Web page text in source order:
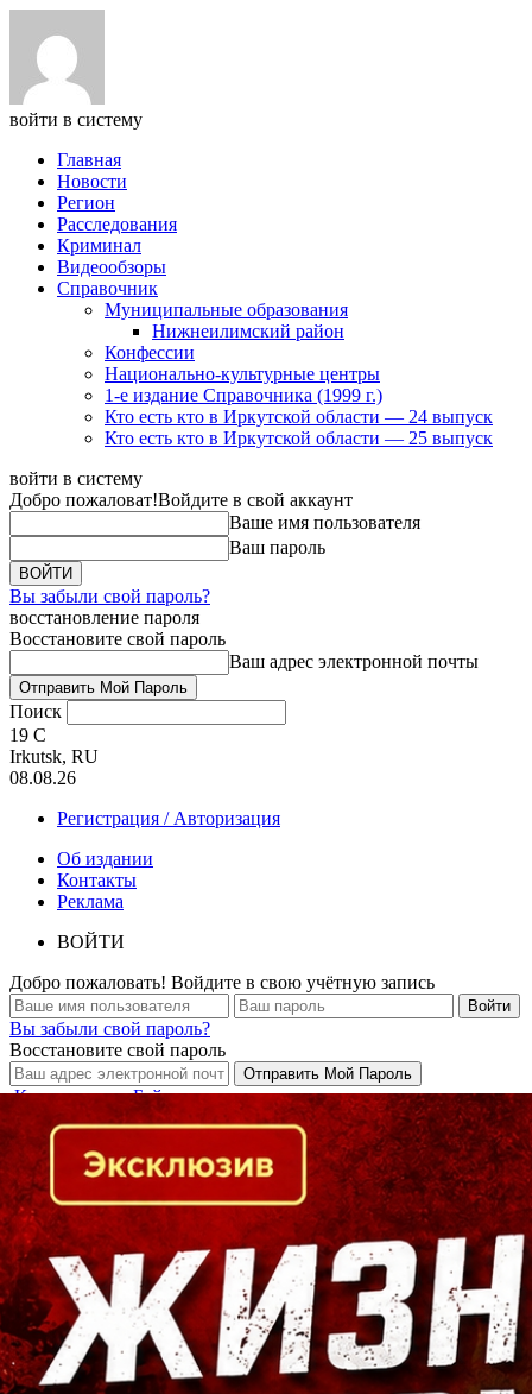
войти в систему
Главная
Новости
Регион
Расследования
Криминал
Видеообзоры
Справочник
Муниципальные образования
Нижнеилимский район
Конфессии
Национально-культурные центры
1-е издание Справочника (1999 г.)
Кто есть кто в Иркутской области — 24 выпуск
Кто есть кто в Иркутской области — 25 выпуск
войти в систему
Добро пожаловат!Войдите в свой аккаунт
Ваше имя пользователя
Ваш пароль
Вы забыли свой пароль?
восстановление пароля
Восстановите свой пароль
Ваш адрес электронной почты
Поиск
19 C
Irkutsk, RU
08.08.26
Регистрация / Авторизация
Об издании
Контакты
Реклама
ВОЙТИ
Добро пожаловать! Войдите в свою учётную запись
Вы забыли свой пароль?
Восстановите свой пароль
Кто есть кто в Байкальском регионе